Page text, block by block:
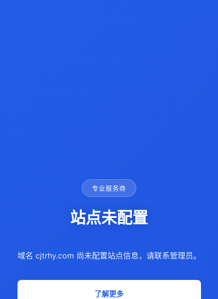
专业服务商
站点未配置
域名 cjtrhy.com 尚未配置站点信息，请联系管理员。
了解更多